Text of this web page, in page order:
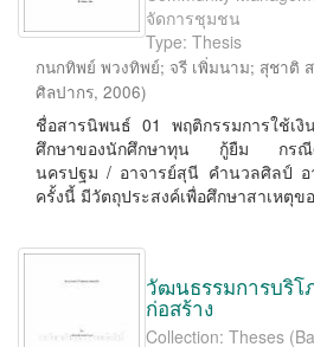
จัดการชุมชน
Type: Thesis
กนกทิพย์ พวงทิพย์; จรี เพิ่มนาม; สุชาติ
ศิลปากร, 2006)
ชื่อสารนิพนธ์ 01 พฤติกรรมการใช้เงิน
ศึกษาของนักศึกษาทุน กู้ยืม กรณีศึ
นครปฐม / อาจารย์สุนี คํานวลศิลป์ อ
ครั้งนี้ มีวัตถุประสงค์เพื่อศึกษาสาเหตุข
วัฒนธรรมการบริโ
ก่อสร้าง
Collection: Theses